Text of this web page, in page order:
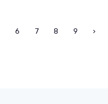
6 7 8 9 ›